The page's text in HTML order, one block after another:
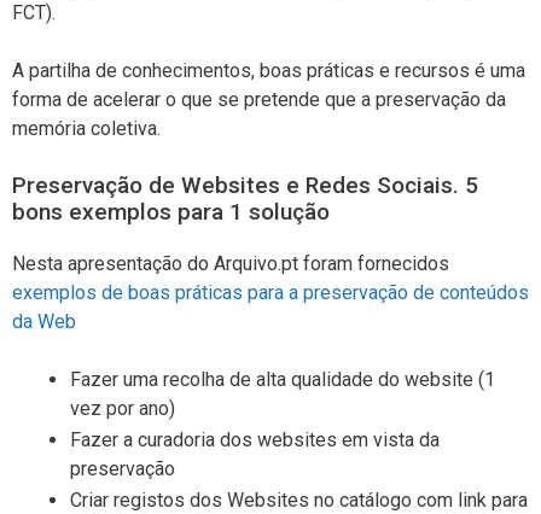
FCT).
A partilha de conhecimentos, boas práticas e recursos é uma
forma de acelerar o que se pretende que a preservação da
memória coletiva.
Preservação de Websites e Redes Sociais. 5
bons exemplos para 1 solução
Nesta apresentação do Arquivo.pt foram fornecidos
exemplos de boas práticas para a preservação de conteúdos
da Web
Fazer uma recolha de alta qualidade do website (1
vez por ano)
Fazer a curadoria dos websites em vista da
preservação
Criar registos dos Websites no catálogo com link para